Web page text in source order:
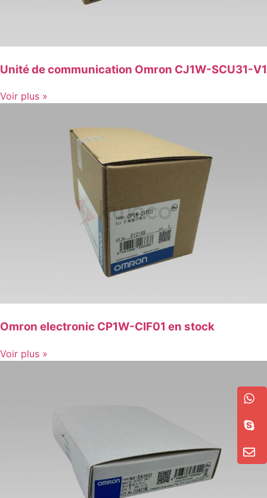
Unité de communication Omron CJ1W-SCU31-V1
Voir plus »
Omron electronic CP1W-CIF01 en stock
Voir plus »